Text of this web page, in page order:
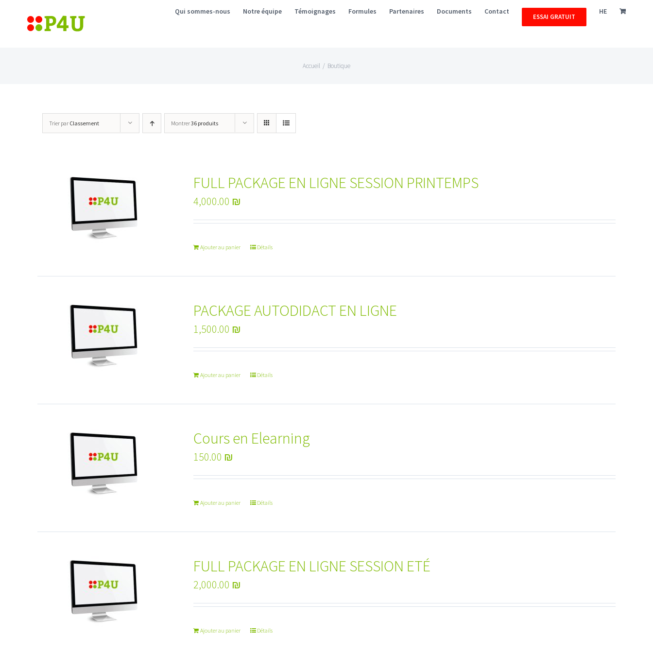
Qui sommes-nous Notre équipe Témoignages Formules Partenaires Documents Contact
ESSAI GRATUIT
HE
Accueil / Boutique
Trier par Classement Montrer36 produits
FULL PACKAGE EN LIGNE SESSION PRINTEMPS
4,000.00 ₪
Ajouter au panier Détails
PACKAGE AUTODIDACT EN LIGNE
1,500.00 ₪
Ajouter au panier Détails
Cours en Elearning
150.00 ₪
Ajouter au panier Détails
FULL PACKAGE EN LIGNE SESSION ETÉ
2,000.00 ₪
Ajouter au panier Détails